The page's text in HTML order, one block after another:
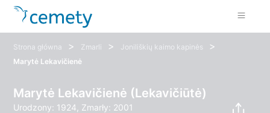
Strona główna > Zmarli > Joniliškių kaimo kapinės >
Marytė Lekavičienė
Marytė Lekavičienė (Lekavičiūtė)
Urodzony: 1924, Zmarły: 2001